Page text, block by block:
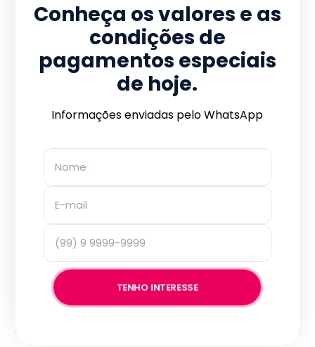
Conheça os valores e as
condições de
pagamentos especiais
de hoje.
Informações enviadas pelo WhatsApp
TENHO INTERESSE